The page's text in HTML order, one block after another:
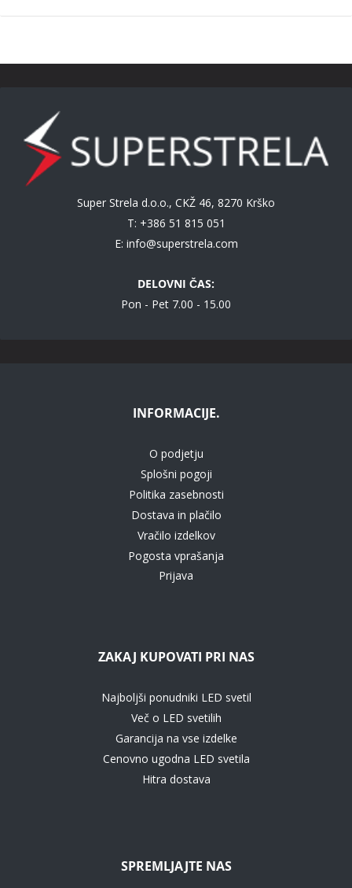
Super Strela d.o.o., CKŽ 46, 8270 Krško
T: +386 51 815 051
E: info@superstrela.com
DELOVNI ČAS:
Pon - Pet 7.00 - 15.00
INFORMACIJE.
O podjetju
Splošni pogoji
Politika zasebnosti
Dostava in plačilo
Vračilo izdelkov
Pogosta vprašanja
Prijava
ZAKAJ KUPOVATI PRI NAS
Najboljši ponudniki LED svetil
Več o LED svetilih
Garancija na vse izdelke
Cenovno ugodna LED svetila
Hitra dostava
SPREMLJAJTE NAS